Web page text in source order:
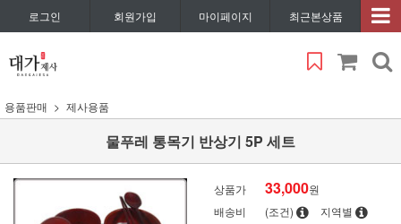
로그인 회원가입 마이페이지 최근본상품
용품판매 제사용품
물푸레 통목기 반상기 5P 세트
상품가 33,000원
배송비
(조건) 지역별